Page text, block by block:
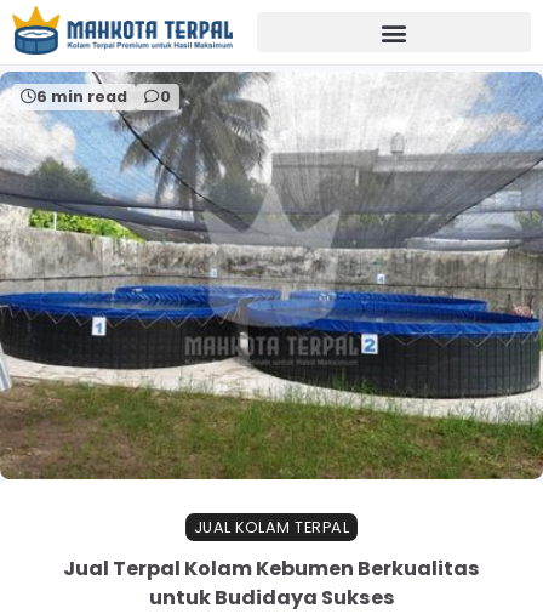
Home jual terpal kustom kebumen
6 min read 0
JUAL KOLAM TERPAL
Jual Terpal Kolam Kebumen Berkualitas
untuk Budidaya Sukses